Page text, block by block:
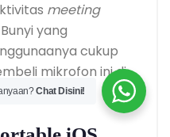
meeting
yang
cukup
mikrofon ini di
Chat Disini!